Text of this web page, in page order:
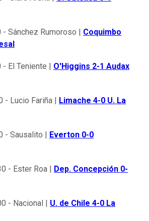
Sánchez Rumoroso | Coquimbo
El Teniente | O'Higgins 2-1 Audax
- Lucio Fariña |
Limache 4-0 U. La
- Sausalito |
Everton 0-0
- Ester Roa |
Dep. Concepción 0-
- Nacional | U. de Chile 4-0 La